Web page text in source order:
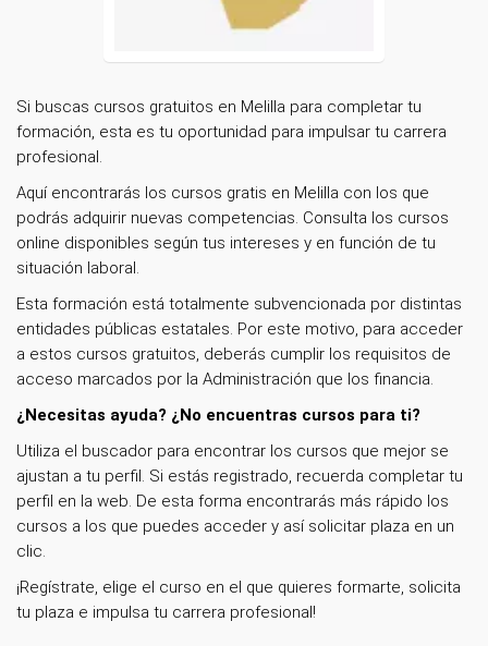
Si buscas cursos gratuitos en Melilla para completar tu
formación, esta es tu oportunidad para impulsar tu carrera
profesional.
Aquí encontrarás los cursos gratis en Melilla con los que
podrás adquirir nuevas competencias. Consulta los cursos
online disponibles según tus intereses y en función de tu
situación laboral.
Esta formación está totalmente subvencionada por distintas
entidades públicas estatales. Por este motivo, para acceder
a estos cursos gratuitos, deberás cumplir los requisitos de
acceso marcados por la Administración que los financia.
¿Necesitas ayuda? ¿No encuentras cursos para ti?
Utiliza el buscador para encontrar los cursos que mejor se
ajustan a tu perfil. Si estás registrado, recuerda completar tu
perfil en la web. De esta forma encontrarás más rápido los
cursos a los que puedes acceder y así solicitar plaza en un
clic.
¡Regístrate, elige el curso en el que quieres formarte, solicita
tu plaza e impulsa tu carrera profesional!